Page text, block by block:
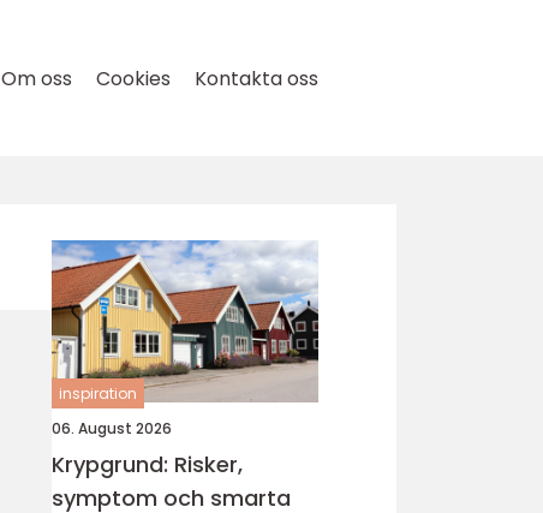
Om oss Cookies Kontakta oss
inspiration
06. August 2026
Krypgrund: Risker,
symptom och smarta